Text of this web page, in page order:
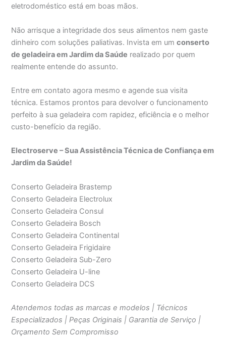
eletrodoméstico está em boas mãos.
Não arrisque a integridade dos seus alimentos nem gaste
dinheiro com soluções paliativas. Invista em umconserto
de geladeira em Jardim da Saúde realizado por quem
realmente entende do assunto.
Entre em contato agora mesmo e agende sua visita
técnica. Estamos prontos para devolver o funcionamento
perfeito à sua geladeira com rapidez, eficiência e o melhor
custo-benefício da região.
Electroserve – Sua Assistência Técnica de Confiança em
Jardim da Saúde!
Conserto Geladeira Brastemp
Conserto Geladeira Electrolux
Conserto Geladeira Consul
Conserto Geladeira Bosch
Conserto Geladeira Continental
Conserto Geladeira Frigidaire
Conserto Geladeira Sub-Zero
Conserto Geladeira U-line
Conserto Geladeira DCS
Atendemos todas as marcas e modelos | Técnicos
Especializados | Peças Originais | Garantia de Serviço |
Orçamento Sem Compromisso